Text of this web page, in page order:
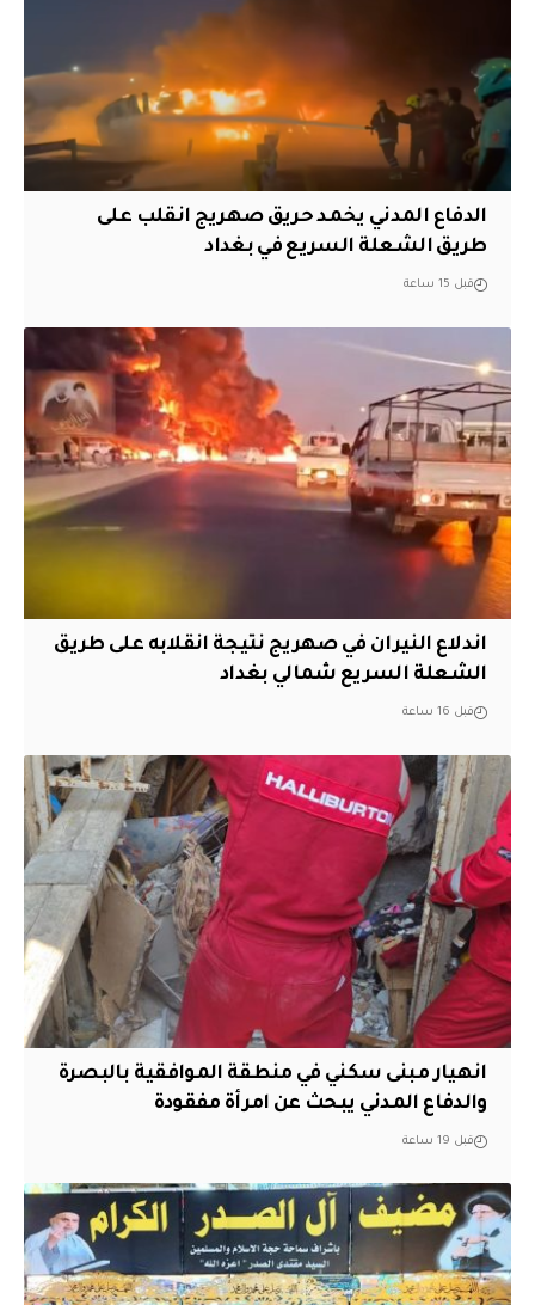
الدفاع المدني يخمد حريق صهريج انقلب على
طريق الشعلة السريع في بغداد
قبل 15 ساعة
اندلاع النيران في صهريج نتيجة انقلابه على طريق
الشعلة السريع شمالي بغداد
قبل 16 ساعة
انهيار مبنى سكني في منطقة الموافقية بالبصرة
والدفاع المدني يبحث عن امرأة مفقودة
قبل 19 ساعة